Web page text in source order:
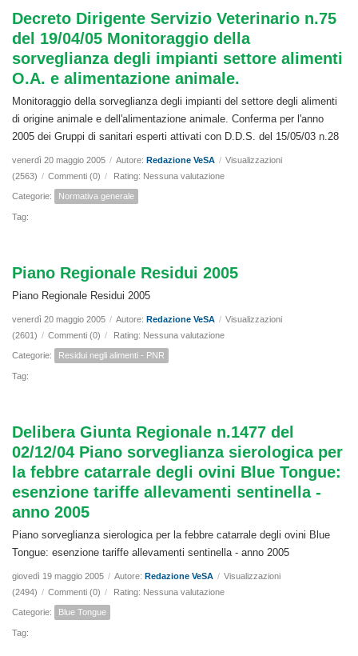
Decreto Dirigente Servizio Veterinario n.75
del 19/04/05 Monitoraggio della
sorveglianza degli impianti settore alimenti
O.A. e alimentazione animale.
Monitoraggio della sorveglianza degli impianti del settore degli alimenti
di origine animale e dell'alimentazione animale. Conferma per l'anno
2005 dei Gruppi di sanitari esperti attivati con D.D.S. del 15/05/03 n.28
venerdì 20 maggio 2005 / Autore: Redazione VeSA / Visualizzazioni
(2563) / Commenti (0) / Rating: Nessuna valutazione
Categorie: Normativa generale
Tag:
Piano Regionale Residui 2005
Piano Regionale Residui 2005
venerdì 20 maggio 2005 / Autore: Redazione VeSA / Visualizzazioni
(2601) / Commenti (0) / Rating: Nessuna valutazione
Categorie: Residui negli alimenti - PNR
Tag:
Delibera Giunta Regionale n.1477 del
02/12/04 Piano sorveglianza sierologica per
la febbre catarrale degli ovini Blue Tongue:
esenzione tariffe allevamenti sentinella -
anno 2005
Piano sorveglianza sierologica per la febbre catarrale degli ovini Blue
Tongue: esenzione tariffe allevamenti sentinella - anno 2005
giovedì 19 maggio 2005 / Autore: Redazione VeSA / Visualizzazioni
(2494) / Commenti (0) / Rating: Nessuna valutazione
Categorie: Blue Tongue
Tag: